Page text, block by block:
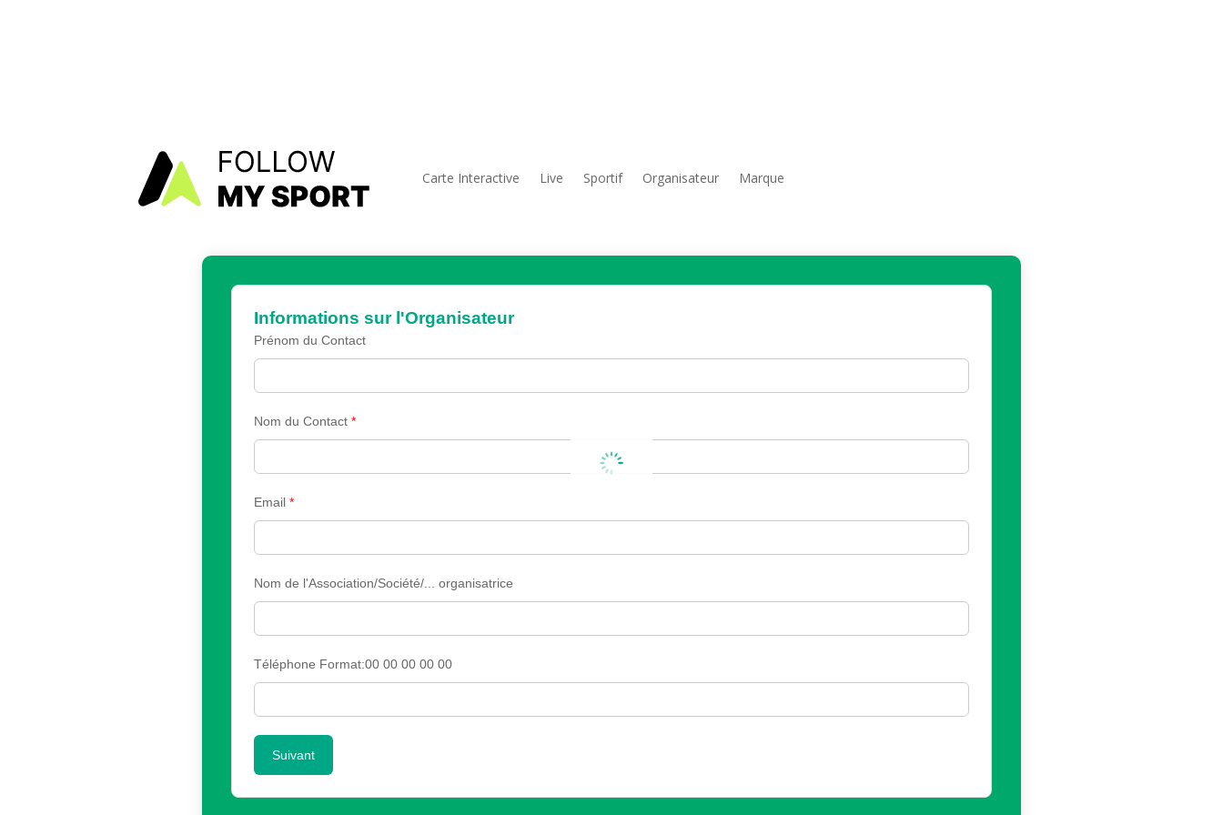
Carte Interactive Live Sportif Organisateur Marque
Informations sur l'Organisateur
Prénom du Contact
Nom du Contact *
Email *
Nom de l'Association/Société/... organisatrice
Téléphone Format:00 00 00 00 00
Suivant